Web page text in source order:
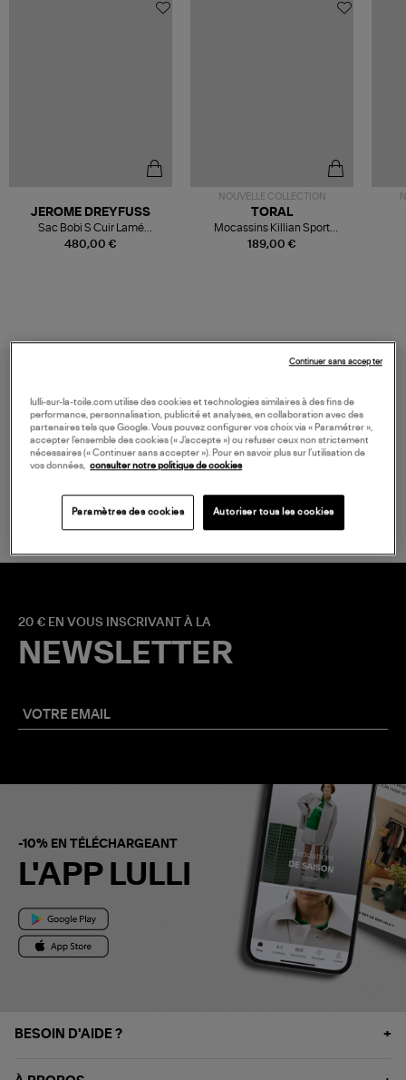
480,00 €
JEROME DREYFUSS
Sac Bobi S Cuir Lamé
Champagne
NOUVELLE COLLECTION
189,00 €
TORAL
Mocassins Killian Sport
Mousse
à partir de 150 € d'achat*
20 € EN VOUS INSCRIVANT À LA
NEWSLETTER
-10% EN TÉLÉCHARGEANT
L'APP LULLI
BESOIN D'AIDE ?
lulli-sur-la-toile.com utilise des cookies et technologies similaires à des fins de
performance, personnalisation, publicité et analyses, en collaboration avec des
partenaires tels que Google. Vous pouvez configurer vos choix via « Paramétrer »,
accepter l’ensemble des cookies (« J’accepte ») ou refuser ceux non strictement
nécessaires (« Continuer sans accepter »). Pour en savoir plus sur l’utilisation de
vos données,
consulter notre politique de cookies
Paramètres des cookies Autoriser tous les cookies
Continuer sans accepter